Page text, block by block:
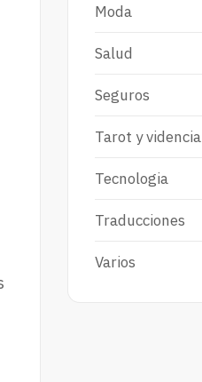
Moda
Salud
Seguros
Tarot y videncia
Tecnologia
Traducciones
Varios